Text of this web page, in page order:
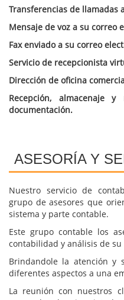
Transferencias de
Mensaje de voz a su correo
Fax enviado a su correo
Servicio de recepcionista
Dirección de oficina
Recepción, almacenaje
documentación.
ASESORÍA Y
Nuestro servicio de
grupo de asesores que
sistema y parte contable.
Este grupo contable los
contabilidad y análisis de su
Brindandole la atención y
diferentes aspectos a una
La reunión con nuestros